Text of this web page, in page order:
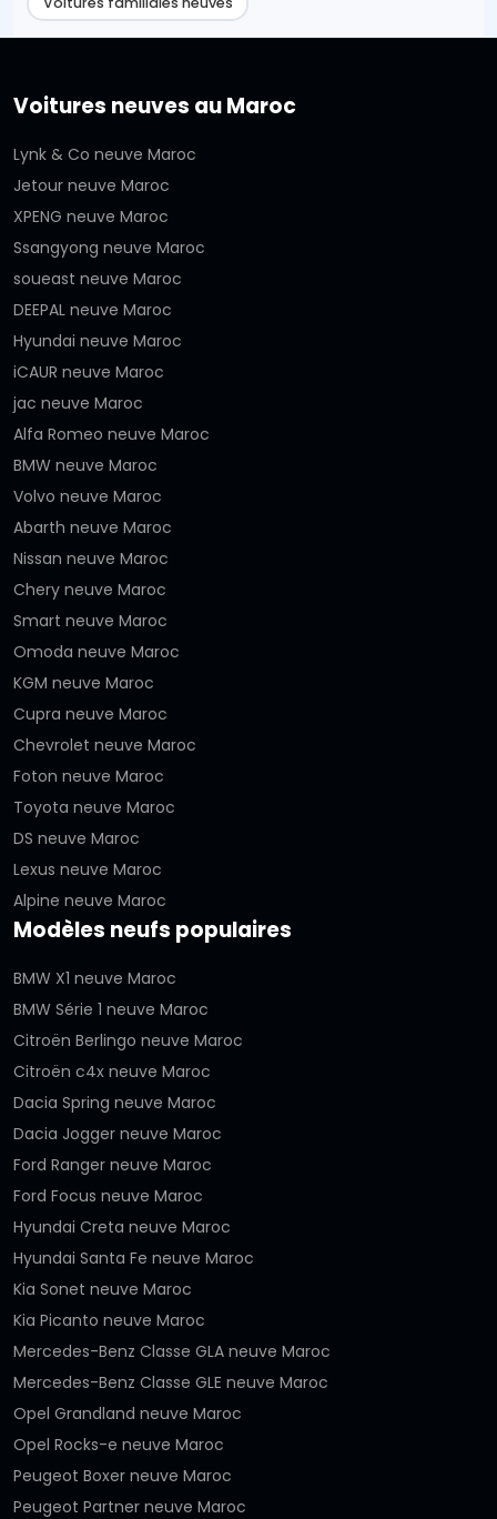
Voitures neuves au Maroc
Lynk & Co neuve Maroc
Jetour neuve Maroc
XPENG neuve Maroc
Ssangyong neuve Maroc
soueast neuve Maroc
DEEPAL neuve Maroc
Hyundai neuve Maroc
iCAUR neuve Maroc
jac neuve Maroc
Alfa Romeo neuve Maroc
BMW neuve Maroc
Volvo neuve Maroc
Abarth neuve Maroc
Nissan neuve Maroc
Chery neuve Maroc
Smart neuve Maroc
Omoda neuve Maroc
KGM neuve Maroc
Cupra neuve Maroc
Chevrolet neuve Maroc
Foton neuve Maroc
Toyota neuve Maroc
DS neuve Maroc
Lexus neuve Maroc
Alpine neuve Maroc
Modèles neufs populaires
BMW X1 neuve Maroc
BMW Série 1 neuve Maroc
Citroën Berlingo neuve Maroc
Citroën c4x neuve Maroc
Dacia Spring neuve Maroc
Dacia Jogger neuve Maroc
Ford Ranger neuve Maroc
Ford Focus neuve Maroc
Hyundai Creta neuve Maroc
Hyundai Santa Fe neuve Maroc
Kia Sonet neuve Maroc
Kia Picanto neuve Maroc
Mercedes-Benz Classe GLA neuve Maroc
Mercedes-Benz Classe GLE neuve Maroc
Opel Grandland neuve Maroc
Opel Rocks-e neuve Maroc
Peugeot Boxer neuve Maroc
Peugeot Partner neuve Maroc